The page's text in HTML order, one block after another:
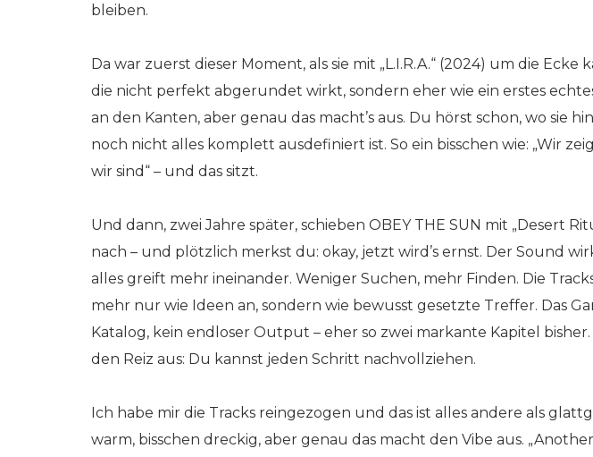
bleiben.
Da war zuerst dieser Moment, als sie mit „L.I.R.A.“ (2024) um die Ecke
die nicht perfekt abgerundet wirkt, sondern eher wie ein erstes
an den Kanten, aber genau das macht’s aus. Du hörst schon, wo sie
noch nicht alles komplett ausdefiniert ist. So ein bisschen wie: „Wir
wir sind“ – und das sitzt.
Und dann, zwei Jahre später, schieben OBEY THE SUN mit „Desert
nach – und plötzlich merkst du: okay, jetzt wird’s ernst. Der Sound
alles greift mehr ineinander. Weniger Suchen, mehr Finden. Die
mehr nur wie Ideen an, sondern wie bewusst gesetzte Treffer. Das
Katalog, kein endloser Output – eher so zwei markante Kapitel
den Reiz aus: Du kannst jeden Schritt nachvollziehen.
Ich habe mir die Tracks reingezogen und das ist alles andere als
warm, bisschen dreckig, aber genau das macht den Vibe aus.